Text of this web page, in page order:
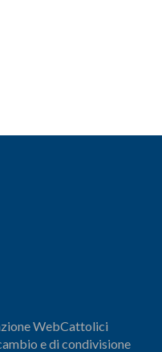
WebCattolici
e di condivisione